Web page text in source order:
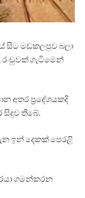
සිට මඩකලපුව බලා
ගැටිමෙන්
අතර ප්‍රදේශයකදි
සිදුව තිබේ.
ඉන් දෙකක් පෙරළි
ගමන්කරන